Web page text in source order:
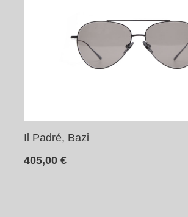
Il Padré, Bazi
405,00 €